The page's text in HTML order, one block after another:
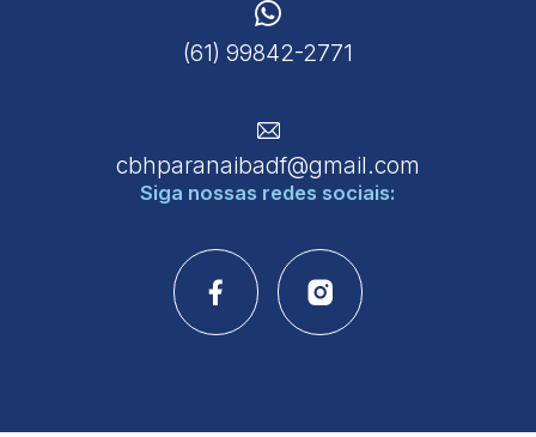
(61) 99842-2771
cbhparanaibadf@gmail.com
Siga nossas redes sociais: